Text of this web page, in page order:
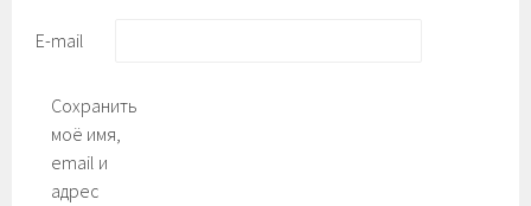
E-mail
Сохранить
моё имя,
email и
адрес